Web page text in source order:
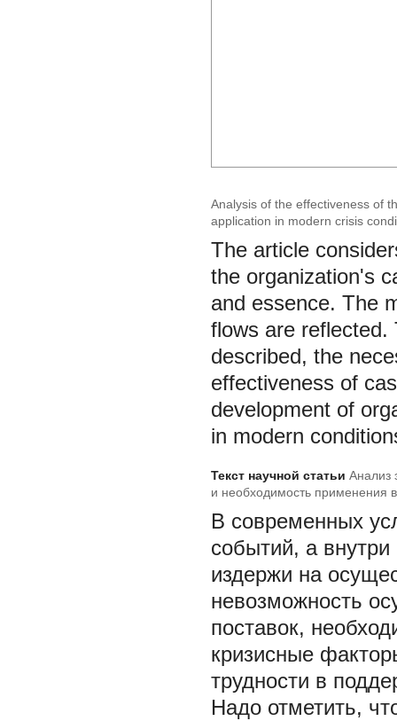
Analysis of the effectiveness of
application in modern crisis
The article
the organization's
and essence. The
flows are reflected.
described, the
effectiveness of
development of
in modern
Текст научной статьи Анализ
и необходимость применения
В современных
событий, а
издержи на
невозможность
поставок,
кризисные
трудности в
Надо отметить,